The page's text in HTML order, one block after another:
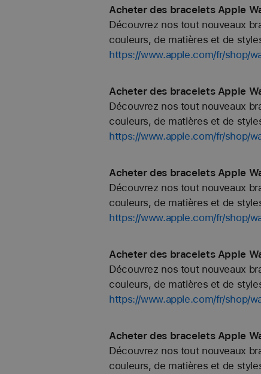
Acheter des bracelets Apple
Découvrez nos tout nouveaux
couleurs, de matières et de
https://www.apple.com/fr/shop/
Acheter des bracelets Apple
Découvrez nos tout nouveaux
couleurs, de matières et de
https://www.apple.com/fr/shop/
Acheter des bracelets Apple
Découvrez nos tout nouveaux
couleurs, de matières et de
https://www.apple.com/fr/shop/
Acheter des bracelets Apple
Découvrez nos tout nouveaux
couleurs, de matières et de
https://www.apple.com/fr/shop/
Acheter des bracelets Apple
Découvrez nos tout nouveaux
couleurs, de matières et de